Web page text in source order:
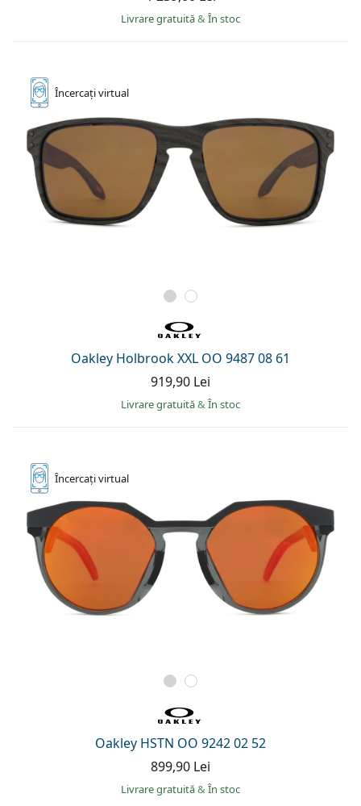
Toate mărcile
Livrare gratuită& În stoc
Încercațivirtual
Oakley Holbrook XXL OO 9487 08 61
919,90 Lei
Livrare gratuită& În stoc
Încercațivirtual
Oakley HSTN OO 9242 02 52
899,90 Lei
Livrare gratuită& În stoc